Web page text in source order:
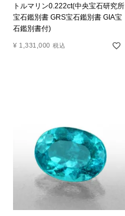
トルマリン0.222ct(中央宝石研究所
宝石鑑別書 GRS宝石鑑別書 GIA宝
石鑑別書付)
¥ 1,331,000 税込